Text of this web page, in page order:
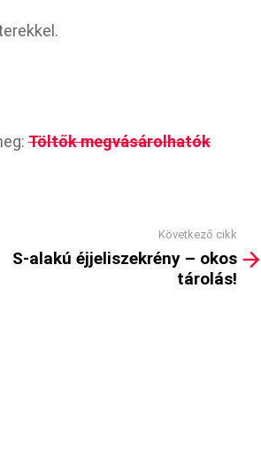
Töltők megvásárolhatók
Következő cikk
S-alakú éjjeliszekrény – okos
tárolás!